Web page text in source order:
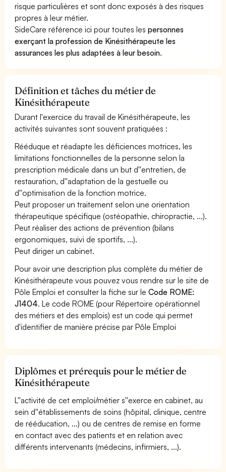
risque particulières et sont donc exposés à des risques
propres à leur métier.
SideCare référence ici pour toutes lespersonnes
exerçant la profession de Kinésithérapeute les
assurances les plus adaptées à leur besoin.
Définition et tâches du métier de
Kinésithérapeute
Durant l'exercice du travail de Kinésithérapeute, les
activités suivantes sont souvent pratiquées :
Rééduque et réadapte les déficiences motrices, les
limitations fonctionnelles de la personne selon la
prescription médicale dans un but d''entretien, de
restauration, d''adaptation de la gestuelle ou
d''optimisation de la fonction motrice.
Peut proposer un traitement selon une orientation
thérapeutique spécifique (ostéopathie, chiropractie, ...).
Peut réaliser des actions de prévention (bilans
ergonomiques, suivi de sportifs, ...).
Peut diriger un cabinet.
Pour avoir une description plus complète du métier de
Kinésithérapeute vous pouvez vous rendre sur le site de
Pôle Emploi et consulter la fiche sur leCode ROME:
J1404. Le code ROME (pour Répertoire opérationnel
des métiers et des emplois) est un code qui permet
d'identifier de manière précise par Pôle Emploi
Diplômes et prérequis pour le métier de
Kinésithérapeute
L''activité de cet emploi/métier s''exerce en cabinet, au
sein d''établissements de soins (hôpital, clinique, centre
de rééducation, ...) ou de centres de remise en forme
en contact avec des patients et en relation avec
différents intervenants (médecins, infirmiers, ...).